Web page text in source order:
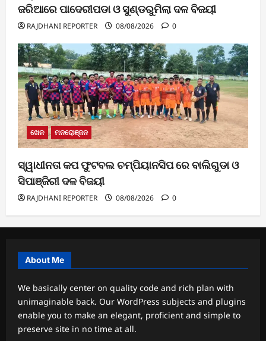
ଜରିଆରେ ପାଦେରୀପଡା ଓ ସୁଣ୍ଡରୁମିଲା ଦଳ ବିଜୟୀ
RAJDHANI REPORTER 08/08/2026 0
ଖେଳ ମନରୋଞ୍ଜନ
ସ୍ୱାଧୀନତା କପ ଫୁଟବଲ ଚମ୍ପିୟାନସିପ ରେ ବାଲିଗୁଡା ଓ
ସିପାଞ୍ଜିରୀ ଦଳ ବିଜୟୀ
RAJDHANI REPORTER 08/08/2026 0
About Me
We basically center on quality code and rich plan with
unimaginable back. Our WordPress subjects and plugins
enable you to make an elegant, proficient and simple to
preserve site in no time at all.